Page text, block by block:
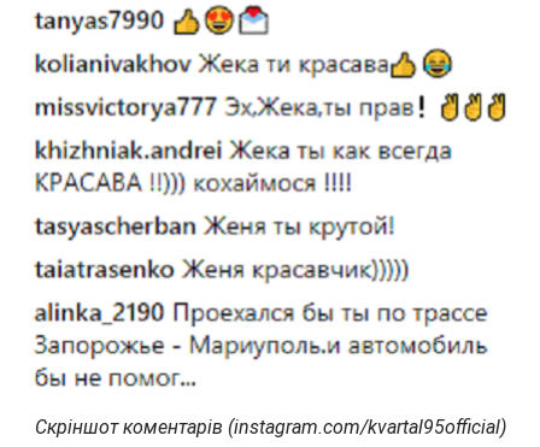
Скріншот коментарів (instagram.com/kvartal95official)